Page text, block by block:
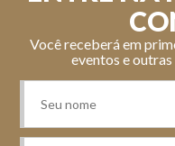
Você receberá em
eventos e